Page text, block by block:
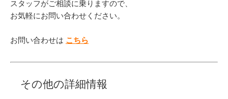
スタッフがご相談に乗りますので、
お気軽にお問い合わせください。
お問い合わせは こちら
その他の詳細情報